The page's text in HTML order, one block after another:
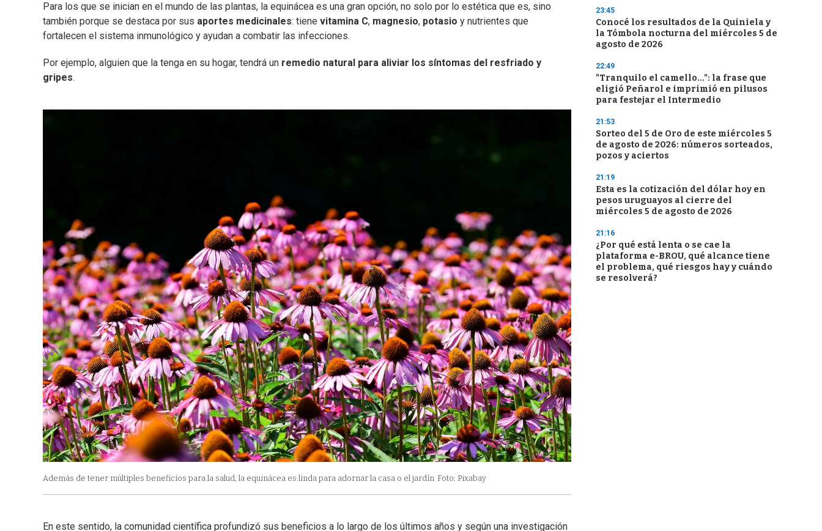
Para los que se inician en el mundo de las plantas, la equinácea es una gran opción, no solo por lo estética que es, sino
también porque se destaca por sus aportes medicinales: tiene vitamina C, magnesio, potasio y nutrientes que
fortalecen el sistema inmunológico y ayudan a combatir las infecciones.
Por ejemplo, alguien que la tenga en su hogar, tendrá un remedio natural para aliviar los síntomas del resfriado y
gripes.
Además de tener múltiples beneficios para la salud, la equinácea es linda para adornar la casa o el jardín Foto: Pixabay
En este sentido, la comunidad científica profundizó sus beneficios a lo largo de los últimos años y según una investigación
23:45
Conocé los resultados de la Quiniela y
la Tómbola nocturna del miércoles 5 de
agosto de 2026
22:49
"Tranquilo el camello...": la frase que
eligió Peñarol e imprimió en pilusos
para festejar el Intermedio
21:53
Sorteo del 5 de Oro de este miércoles 5
de agosto de 2026: números sorteados,
pozos y aciertos
21:19
Esta es la cotización del dólar hoy en
pesos uruguayos al cierre del
miércoles 5 de agosto de 2026
21:16
¿Por qué está lenta o se cae la
plataforma e-BROU, qué alcance tiene
el problema, qué riesgos hay y cuándo
se resolverá?